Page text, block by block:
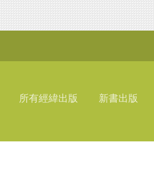
所有經緯出版 新書出版